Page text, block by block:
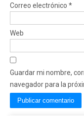
Correo electrónico *
Web
Guardar mi nombre,
navegador para la